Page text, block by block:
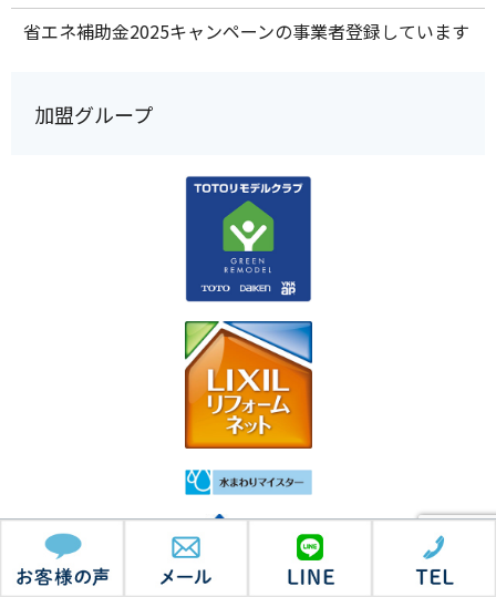
省エネ補助金2025キャンペーンの事業者登録しています
加盟グループ